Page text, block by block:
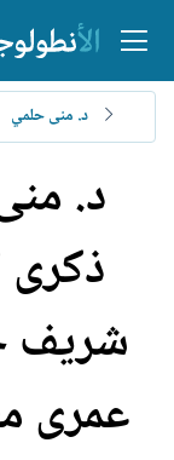
د. منى حلمي
د.
شريف
عمرى